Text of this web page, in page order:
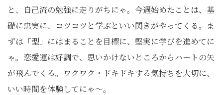
と、自己流の勉強に走りがちにゃ。今週始めたことは、基
礎に忠実に、コツコツと学ぶといい閃きがやってくる。ま
ずは「型」にはまることを目標に、堅実に学びを進めてに
ゃ。恋愛運は好調で、思いかけないところからハートの矢
が飛んでくる。ワクワク・ドキドキする気持ちを大切に、
いい時間を体験してにゃ〜。